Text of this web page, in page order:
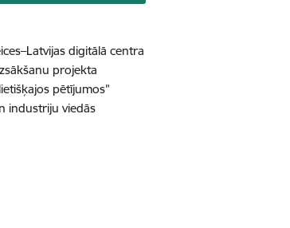
digitālā centra
projekta
pētījumos”
industriju viedās